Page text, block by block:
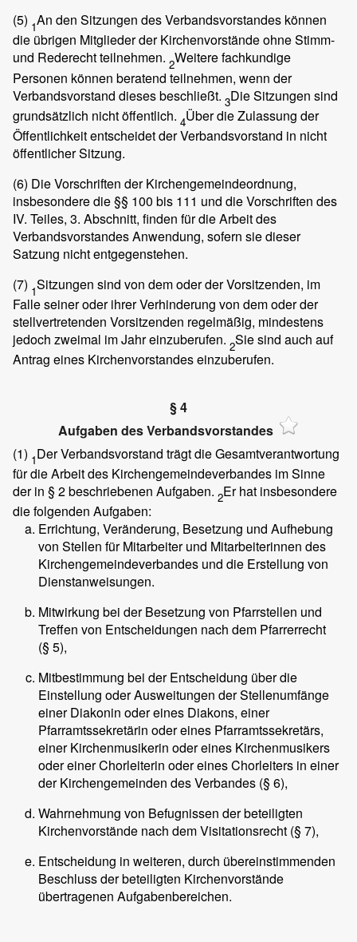
(5) 1An den Sitzungen des Verbandsvorstandes können
die übrigen Mitglieder der Kirchenvorstände ohne Stimm-
und Rederecht teilnehmen. 2Weitere fachkundige
Personen können beratend teilnehmen, wenn der
Verbandsvorstand dieses beschließt. 3Die Sitzungen sind
grundsätzlich nicht öffentlich. 4Über die Zulassung der
Öffentlichkeit entscheidet der Verbandsvorstand in nicht
öffentlicher Sitzung.
(6) Die Vorschriften der Kirchengemeindeordnung,
insbesondere die §§ 100 bis 111 und die Vorschriften des
IV. Teiles, 3. Abschnitt, finden für die Arbeit des
Verbandsvorstandes Anwendung, sofern sie dieser
Satzung nicht entgegenstehen.
(7) 1Sitzungen sind von dem oder der Vorsitzenden, im
Falle seiner oder ihrer Verhinderung von dem oder der
stellvertretenden Vorsitzenden regelmäßig, mindestens
jedoch zweimal im Jahr einzuberufen. 2Sie sind auch auf
Antrag eines Kirchenvorstandes einzuberufen.
§ 4
Aufgaben des Verbandsvorstandes
(1) 1Der Verbandsvorstand trägt die Gesamtverantwortung
für die Arbeit des Kirchengemeindeverbandes im Sinne
der in § 2 beschriebenen Aufgaben. 2Er hat insbesondere
die folgenden Aufgaben:
Errichtung, Veränderung, Besetzung und Aufhebung
von Stellen für Mitarbeiter und Mitarbeiterinnen des
Kirchengemeindeverbandes und die Erstellung von
Dienstanweisungen.
Mitwirkung bei der Besetzung von Pfarrstellen und
Treffen von Entscheidungen nach dem Pfarrerrecht
(§ 5),
Mitbestimmung bei der Entscheidung über die
Einstellung oder Ausweitungen der Stellenumfänge
einer Diakonin oder eines Diakons, einer
Pfarramtssekretärin oder eines Pfarramtssekretärs,
einer Kirchenmusikerin oder eines Kirchenmusikers
oder einer Chorleiterin oder eines Chorleiters in einer
der Kirchengemeinden des Verbandes (§ 6),
Wahrnehmung von Befugnissen der beteiligten
Kirchenvorstände nach dem Visitationsrecht (§ 7),
Entscheidung in weiteren, durch übereinstimmenden
Beschluss der beteiligten Kirchenvorstände
übertragenen Aufgabenbereichen.